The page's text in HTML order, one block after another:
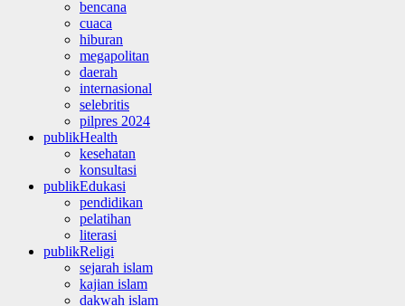
bencana
cuaca
hiburan
megapolitan
daerah
internasional
selebritis
pilpres 2024
publikHealth
kesehatan
konsultasi
publikEdukasi
pendidikan
pelatihan
literasi
publikReligi
sejarah islam
kajian islam
dakwah islam